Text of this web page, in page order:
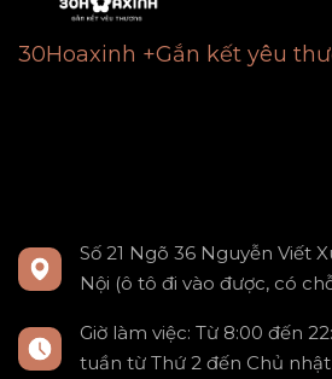
30Hoaxinh +Gắn kết yêu
Số 21 Ngõ 36 Nguyễn Viết
Nội (ô tô đi vào được, có
Giờ làm việc: Từ 8:00 đến
tuần từ Thứ 2 đến Chủ